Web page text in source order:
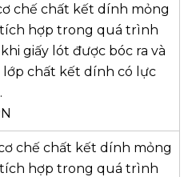
chế chất kết dính mỏng
hợp trong quá trình
giấy lót được bóc ra và
lớp chất kết dính có lực
chế chất kết dính mỏng
hợp trong quá trình